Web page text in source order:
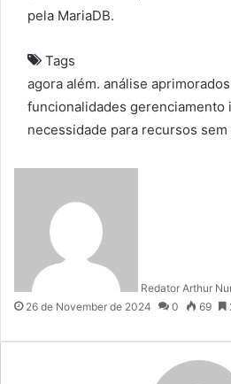
pela MariaDB.
Tags
agora além. análise aprimorados
funcionalidades gerenciamento
necessidade para recursos sem
Redator Arthur
26 de November de 2024 0 69